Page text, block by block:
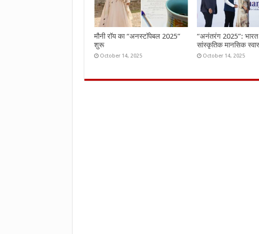
मौनी रॉय का “अनस्टॉपेबल 2025”
शुरू
October 14, 2025
“अनंतरंग 2025”: भारत
सांस्कृतिक मानसिक
October 14, 2025